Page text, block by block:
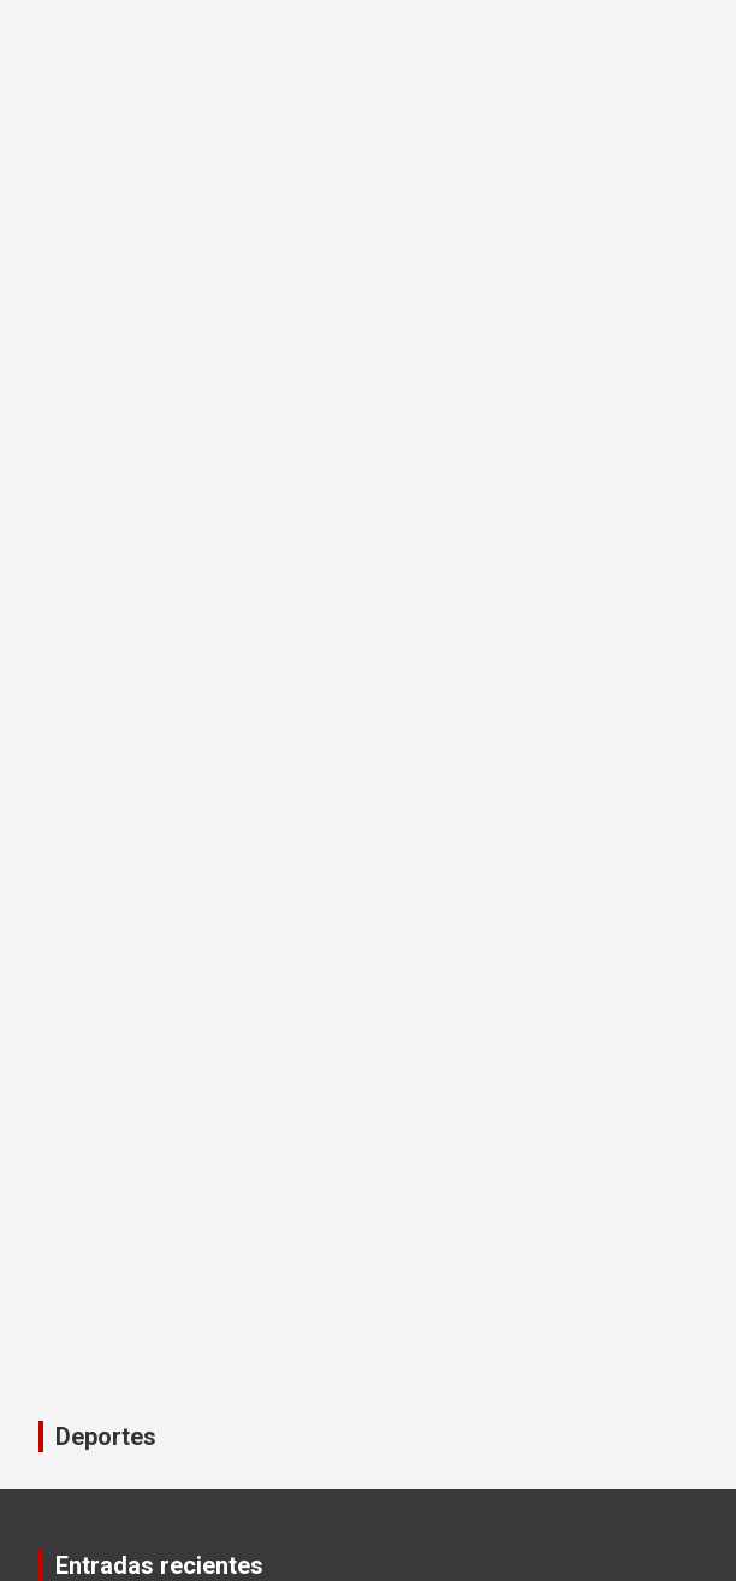
Deportes
Entradas recientes